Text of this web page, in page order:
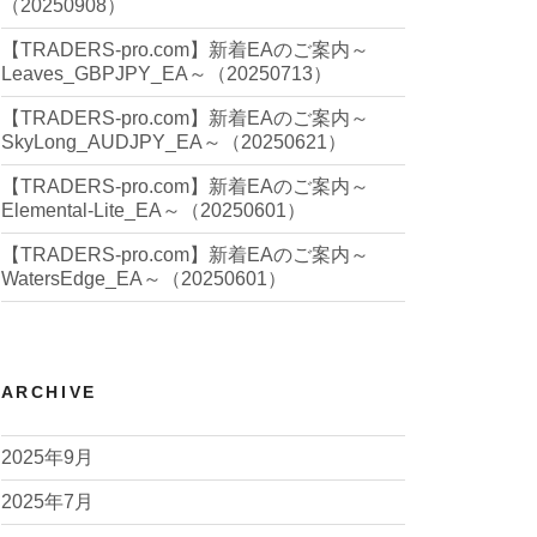
（20250908）
【TRADERS-pro.com】新着EAのご案内～
Leaves_GBPJPY_EA～（20250713）
【TRADERS-pro.com】新着EAのご案内～
SkyLong_AUDJPY_EA～（20250621）
【TRADERS-pro.com】新着EAのご案内～
Elemental-Lite_EA～（20250601）
【TRADERS-pro.com】新着EAのご案内～
WatersEdge_EA～（20250601）
ARCHIVE
2025年9月
2025年7月